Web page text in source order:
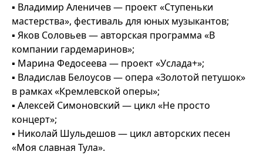
▪️ Владимир Аленичев — проект «Ступеньки
мастерства», фестиваль для юных музыкантов;
▪️ Яков Соловьев — авторская программа «В
компании гардемаринов»;
▪️ Марина Федосеева — проект «Услада+»;
▪️ Владислав Белоусов — опера «Золотой петушок»
в рамках «Кремлевской оперы»;
▪️ Алексей Симоновский — цикл «Не просто
концерт»;
▪️ Николай Шульдешов — цикл авторских песен
«Моя славная Тула».